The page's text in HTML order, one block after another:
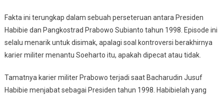
Fakta ini terungkap dalam sebuah perseteruan antara Presiden
Habibie dan Pangkostrad Prabowo Subianto tahun 1998. Episode ini
selalu menarik untuk disimak, apalagi soal kontroversi berakhirnya
karier militer menantu Soeharto itu, apakah dipecat atau tidak.
Tamatnya karier militer Prabowo terjadi saat Bacharudin Jusuf
Habibie menjabat sebagai Presiden tahun 1998. Habibielah yang